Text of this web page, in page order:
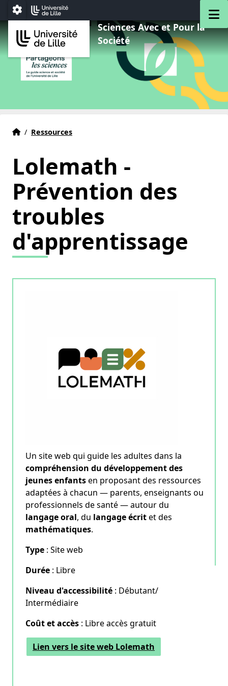
Aller au menu
Aller au contenu
Aller au pied de page
Paramétrage
Sciences Avec et Pour la
Société
Partageons les sciences - Université de Lille
Accueil
/ Ressources
Lolemath -
Prévention des
troubles
d'apprentissage
Un site web qui guide les adultes dans la
compréhension du développement des
jeunes enfantsen proposant des ressources
adaptées à chacun — parents, enseignants ou
professionnels de santé — autour du
langage oral, du langage écritet des
mathématiques.
Type : Site web
Durée : Libre
Niveau d'accessibilité : Débutant/
Intermédiaire
Coût et accès : Libre accès gratuit
Lien vers le site web Lolemath